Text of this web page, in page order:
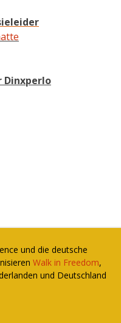
Dinxperlo
und die deutsche
Walk in Freedom,
und Deutschland